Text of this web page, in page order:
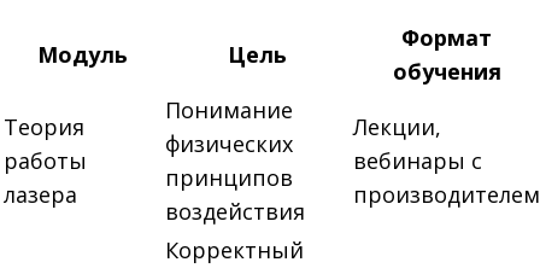
Модуль Цель
Формат
обучения
Теория
работы
лазера
Понимание
физических
принципов
воздействия
Лекции,
вебинары с
производителем
Корректный